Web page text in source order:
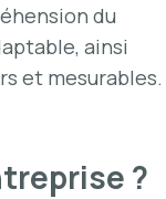
du
ainsi
et mesurables.
?